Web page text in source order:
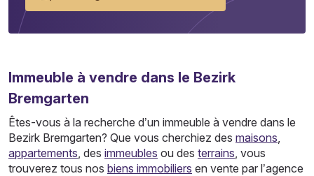
Immeuble à vendre dans le Bezirk
Bremgarten
Êtes-vous à la recherche d’un immeuble à vendre dans le
Bezirk Bremgarten? Que vous cherchiez des maisons,
appartements, des immeubles ou des terrains, vous
trouverez tous nos biens immobiliers en vente par l’agence